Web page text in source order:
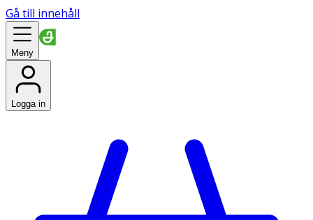
Gå till innehåll
Meny
Logga in